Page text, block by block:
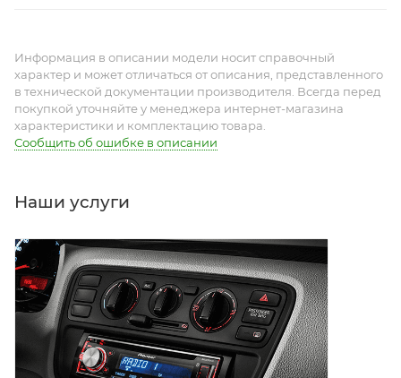
Информация в описании модели носит справочный
характер и может отличаться от описания, представленного
в технической документации производителя. Всегда перед
покупкой уточняйте у менеджера интернет-магазина
характеристики и комплектацию товара.
Сообщить об ошибке в описании
Наши услуги